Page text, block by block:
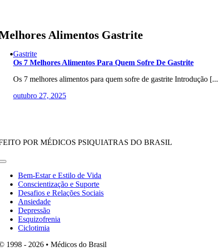
Alimentos Gastrite
Gastrite
Os 7 Melhores Alimentos Para Quem Sofre De Gastrite
Os 7 melhores alimentos para quem sofre de gastrite Introdução
outubro 27, 2025
POR MÉDICOS PSIQUIATRAS DO BRASIL
Toggle
NavigationBem-Estar e Estilo de Vida
Conscientização e Suporte
Desafios e Relações Sociais
Ansiedade
Depressão
Esquizofrenia
Ciclotimia
1998 - 2026 • Médicos do Brasil